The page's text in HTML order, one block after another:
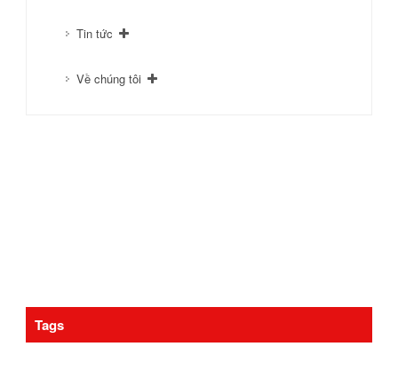
Tin tức
Về chúng tôi
Tags